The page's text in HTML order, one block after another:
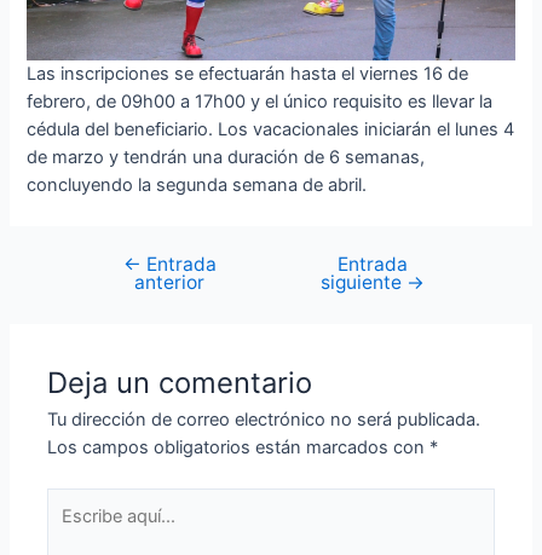
Las inscripciones se efectuarán hasta el viernes 16 de
febrero, de 09h00 a 17h00 y el único requisito es llevar la
cédula del beneficiario. Los vacacionales iniciarán el lunes 4
de marzo y tendrán una duración de 6 semanas,
concluyendo la segunda semana de abril.
Navegación
← Entrada
anterior
Entrada
siguiente →
Deja un comentario
Tu dirección de correo electrónico no será publicada.
Los campos obligatorios están marcados con *
aquí...